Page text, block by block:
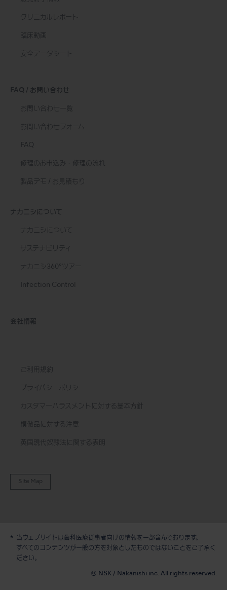
デモ / 見積依頼
クリニカルレポート
臨床動画
安全データシート
FAQ / お問い合わせ
お問い合わせ一覧
お問い合わせフォーム
FAQ
修理のお申込み・修理の流れ
製品デモ / お見積もり
ナカニシについて
ナカニシについて
サステナビリティ
ナカニシ360°ツアー
Infection Control
会社情報
ご利用規約
プライバシーポリシー
カスタマーハラスメントに対する基本方針
模倣品に対する注意
英国現代奴隷法に関する表明
Site Map
当ウェブサイトは歯科医療従事者向けの情報を一部含んでおります。
すべてのコンテンツが一般の方を対象としたものではないことをご了承く
ださい。
© NSK / Nakanishi inc. All rights reserved.